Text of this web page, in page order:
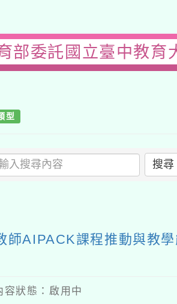
部委託國立臺中教育
型
搜尋
AIPACK課程推動與教
狀態：啟用中